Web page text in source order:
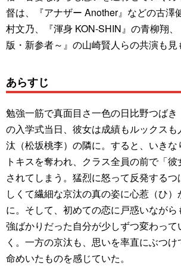
督は、『アナザー Another』などの古澤
村文乃、『渾身 KON-SHIN』の青柳翔
版・新参者～』の山崎賢人らの共演も見
あらすじ
勉強一筋で真面目さ一色の日比野つば
の入学式当日、彼女は成績もルックス
汰（松坂桃李）の隣に。すると、いきな
トキスを奪われ、クラス全員の前で「
されてしまう。猛烈に怒って反発する
しくて繊細な京汰の真の姿に心惹（ひ）
に。そして、初めての恋に戸惑いなが
強ばかりだった自分が少しずつ変わっ
く。一方の京汰も、思いを率直にぶつ
命めいたものを感じていた。